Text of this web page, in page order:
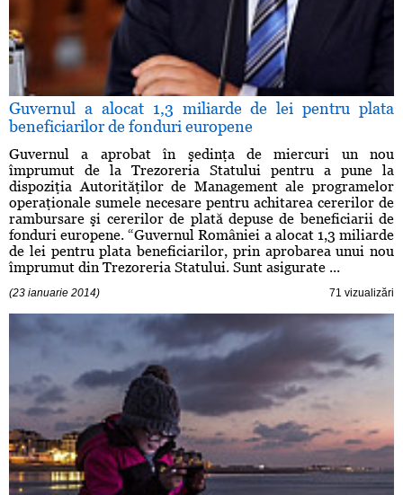
Guvernul a alocat 1,3 miliarde de lei pentru plata
beneficiarilor de fonduri europene
Guvernul a aprobat în şedinţa de miercuri un nou
împrumut de la Trezoreria Statului pentru a pune la
dispoziţia Autorităţilor de Management ale programelor
operaţionale sumele necesare pentru achitarea cererilor de
rambursare şi cererilor de plată depuse de beneficiarii de
fonduri europene. “Guvernul României a alocat 1,3 miliarde
de lei pentru plata beneficiarilor, prin aprobarea unui nou
împrumut din Trezoreria Statului. Sunt asigurate ...
(23 ianuarie 2014) 71 vizualizări